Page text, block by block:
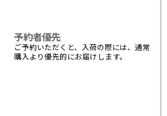
予約者優先
ご予約いただくと、入荷の際には、通常
購入より優先的にお届けします。